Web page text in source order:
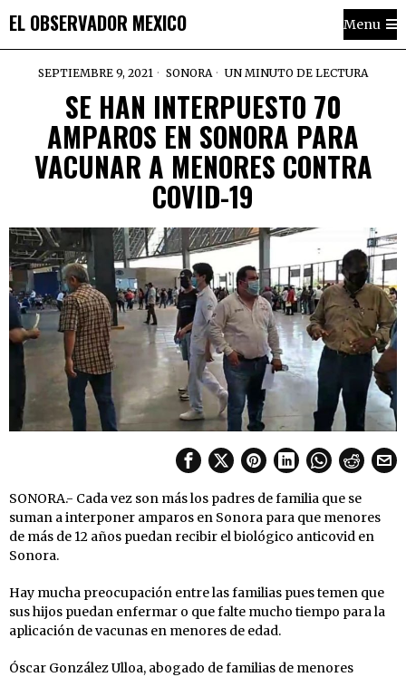
EL OBSERVADOR MEXICO Menu
SEPTIEMBRE 9, 2021 SONORA UN MINUTO DE LECTURA
SE HAN INTERPUESTO 70
AMPAROS EN SONORA PARA
VACUNAR A MENORES CONTRA
COVID-19
SONORA.- Cada vez son más los padres de familia que se
suman a interponer amparos en Sonora para que menores
de más de 12 años puedan recibir el biológico anticovid en
Sonora.
Hay mucha preocupación entre las familias pues temen que
sus hijos puedan enfermar o que falte mucho tiempo para la
aplicación de vacunas en menores de edad.
Óscar González Ulloa, abogado de familias de menores